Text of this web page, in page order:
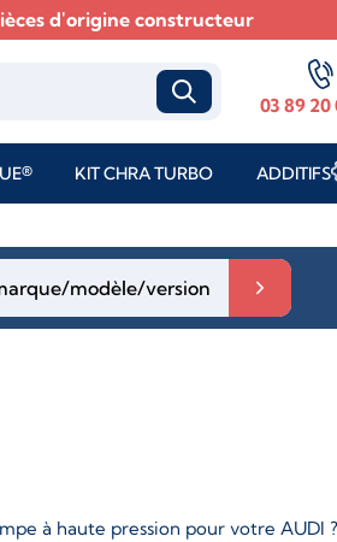
d'origine constructeur
03 89 20
KIT CHRA TURBO ADDITIFS
modèle/version
à haute pression pour votre AUDI